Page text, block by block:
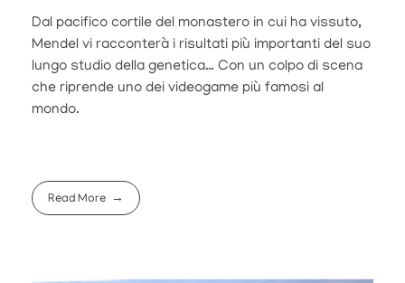
Dal pacifico cortile del monastero in cui ha vissuto,
Mendel vi racconterà i risultati più importanti del suo
lungo studio della genetica… Con un colpo di scena
che riprende uno dei videogame più famosi al
mondo.
Read More